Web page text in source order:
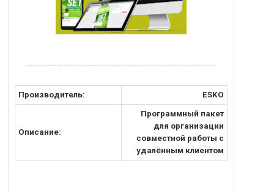
Производитель: ESKO
Описание:
Программный пакет
для организации
совместной работы с
удалённым клиентом